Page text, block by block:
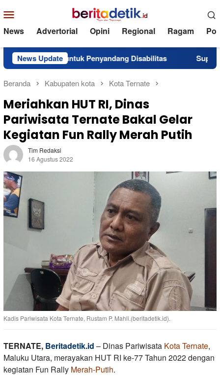
ke
kontenMobile
News Advertorial Opini Regional Ragam
News Update
untuk Penyandang Disabilitas Superintendent
Beranda Kabupaten kota Kota Ternate
Meriahkan HUT RI, Dinas
Pariwisata Ternate Bakal Gelar
Kegiatan Fun Rally Merah Putih
Tim Redaksi
16 Agustus 2022
Kadis Pariwisata Kota Ternate, Rustam P. Mahli.(beritadetik.id).
TERNATE, Beritadetik.id – Dinas Pariwisata Kota Ternate,
Maluku Utara, merayakan HUT RI ke-77 Tahun 2022 dengan
kegiatan Fun Rally Merah-Putih.